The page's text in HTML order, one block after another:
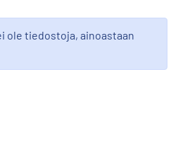
ole tiedostoja, ainoastaan